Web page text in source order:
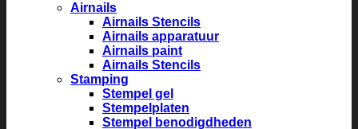
Airnails
Airnails Stencils
Airnails apparatuur
Airnails paint
Airnails Stencils
Stamping
Stempel gel
Stempelplaten
Stempel benodigdheden